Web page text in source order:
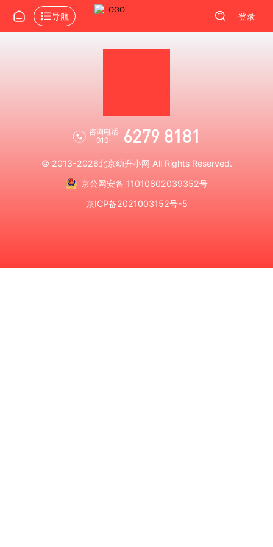
导航 登录
咨询电话:
010-
6279 8181
© 2013-2026北京幼升小网 All Rights Reserved.
京公网安备 11010802039352号
京ICP备2021003152号-5